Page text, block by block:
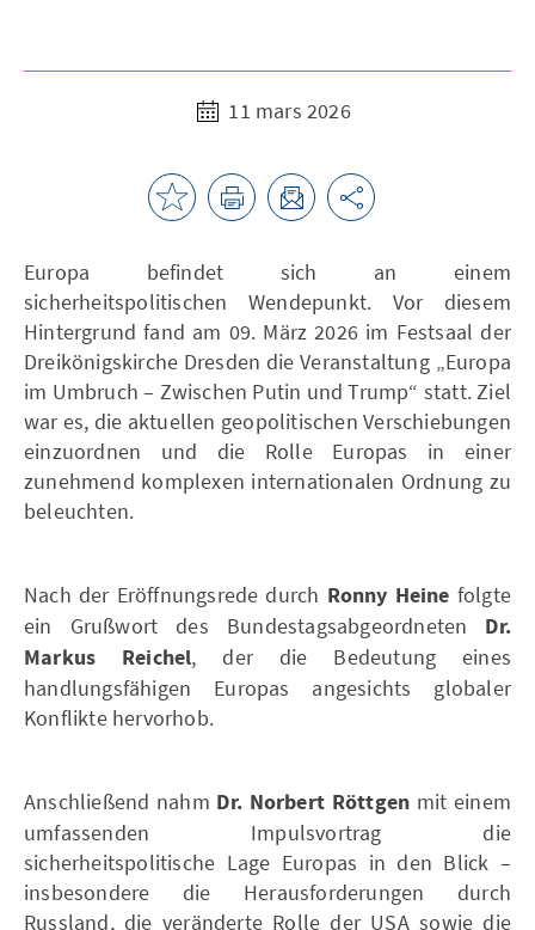
11 mars 2026
Europa befindet sich an einem
sicherheitspolitischen Wendepunkt. Vor diesem
Hintergrund fand am 09. März 2026 im Festsaal der
Dreikönigskirche Dresden die Veranstaltung „Europa
im Umbruch – Zwischen Putin und Trump“ statt. Ziel
war es, die aktuellen geopolitischen Verschiebungen
einzuordnen und die Rolle Europas in einer
zunehmend komplexen internationalen Ordnung zu
beleuchten.
Nach der Eröffnungsrede durch Ronny Heine folgte
ein Grußwort des Bundestagsabgeordneten Dr.
Markus Reichel, der die Bedeutung eines
handlungsfähigen Europas angesichts globaler
Konflikte hervorhob.
Anschließend nahm Dr. Norbert Röttgen mit einem
umfassenden Impulsvortrag die
sicherheitspolitische Lage Europas in den Blick –
insbesondere die Herausforderungen durch
Russland, die veränderte Rolle der USA sowie die